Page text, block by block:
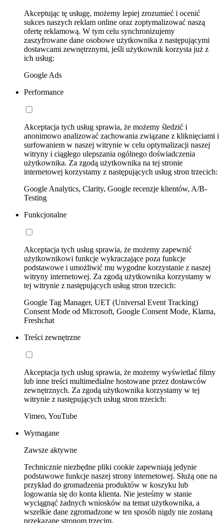
Akceptując tę usługę, możemy lepiej zrozumieć i ocenić
sukces naszych reklam online oraz zoptymalizować naszą
ofertę reklamową. W tym celu synchronizujemy
zaszyfrowane dane osobowe użytkownika z następującymi
dostawcami zewnętrznymi, jeśli użytkownik korzysta już z
ich usług:
Google Ads
Performance
Akceptacja tych usług sprawia, że możemy śledzić i
anonimowo analizować zachowania związane z kliknięciami i
surfowaniem w naszej witrynie w celu optymalizacji naszej
witryny i ciągłego ulepszania ogólnego doświadczenia
użytkownika. Za zgodą użytkownika na tej stronie
internetowej korzystamy z następujących usług stron trzecich:
Google Analytics, Clarity, Google recenzje klientów, A/B-
Testing
Funkcjonalne
Akceptacja tych usług sprawia, że możemy zapewnić
użytkownikowi funkcje wykraczające poza funkcje
podstawowe i umożliwić mu wygodne korzystanie z naszej
witryny internetowej. Za zgodą użytkownika korzystamy w
tej witrynie z następujących usług stron trzecich:
Google Tag Manager, UET (Universal Event Tracking)
Consent Mode od Microsoft, Google Consent Mode, Klarna,
Freshchat
Treści zewnętrzne
Akceptacja tych usług sprawia, że możemy wyświetlać filmy
lub inne treści multimedialne hostowane przez dostawców
zewnętrznych. Za zgodą użytkownika korzystamy w tej
witrynie z następujących usług stron trzecich:
Vimeo, YouTube
Wymagane
Zawsze aktywne
Technicznie niezbędne pliki cookie zapewniają jedynie
podstawowe funkcje naszej strony internetowej. Służą one na
przykład do gromadzenia produktów w koszyku lub
logowania się do konta klienta. Nie jesteśmy w stanie
wyciągnąć żadnych wniosków na temat użytkownika, a
wszelkie dane zgromadzone w ten sposób nigdy nie zostaną
przekazane stronom trzecim.